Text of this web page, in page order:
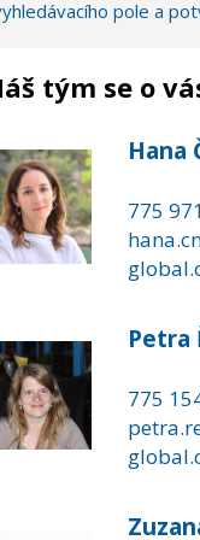
pole a
tým se o
Hana
775
Petra
775